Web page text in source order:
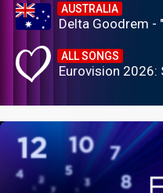
AUSTRALIA
Delta Goodrem -
ALL SONGS
Eurovision 2026: